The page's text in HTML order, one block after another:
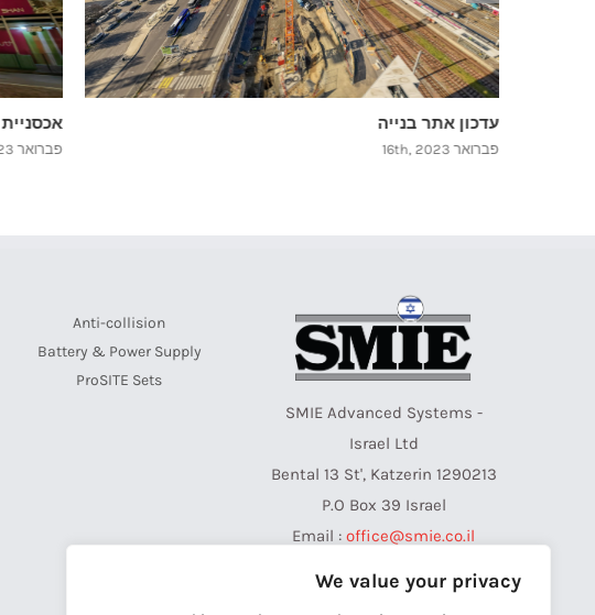
We value your privacy
אכסניית סטודנטים ווייטהד מא און שאן הונג קונג
פברואר 6th, 2023
מצלמת ProSITE
ינואר 30th, 2023
SMIE Advanced Systems -
Israel Ltd
Bental 13 St', Katzerin 1290213
P.O Box 39 Israel
Email : office@smie.co.il
Anti-collision
Battery & Power Supply
ProSITE Sets